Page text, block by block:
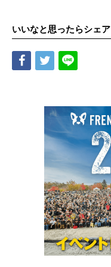
いいなと思ったらシェア
Share Tweet